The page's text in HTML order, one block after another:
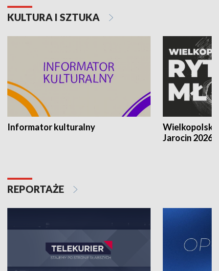
KULTURA I SZTUKA
Informator kulturalny
Jarocin 2026
REPORTAŻE